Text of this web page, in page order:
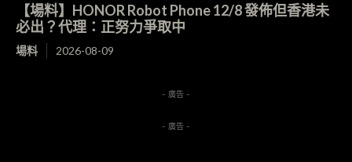
【場料】HONOR Robot Phone 12/8 發佈但香港未
必出？代理：正努力爭取中
場料 2026-08-09
- 廣告 -
- 廣告 -